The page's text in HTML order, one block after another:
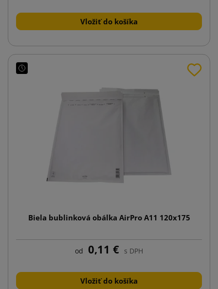
Vložiť do košíka
Biela bublinková obálka AirPro A11 120x175
od 0,11 € s DPH
Vložiť do košíka